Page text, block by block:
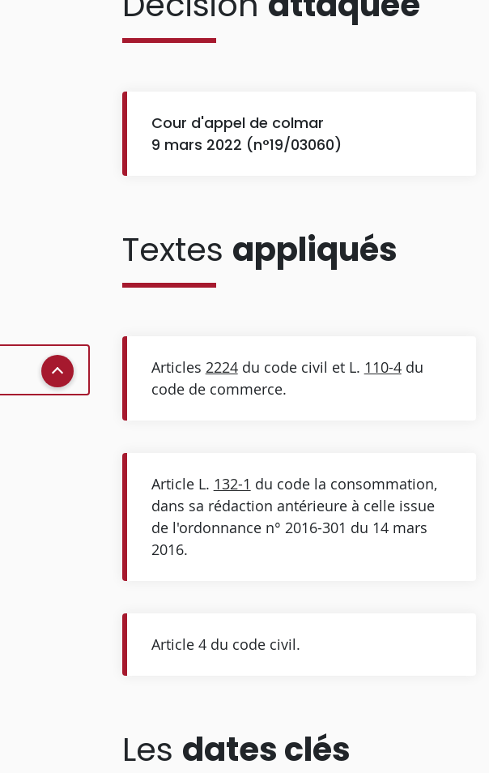
Cour d'appel de colmar
9 mars 2022 (n°19/03060)
Textes appliqués
Articles 2224du code civil et L. 110-4du
code de commerce.
Article L. 132-1 du code la consommation,
dans sa rédaction antérieure à celle issue
de l'ordonnance n° 2016-301 du 14 mars
2016.
Article 4 du code civil.
Les dates clés